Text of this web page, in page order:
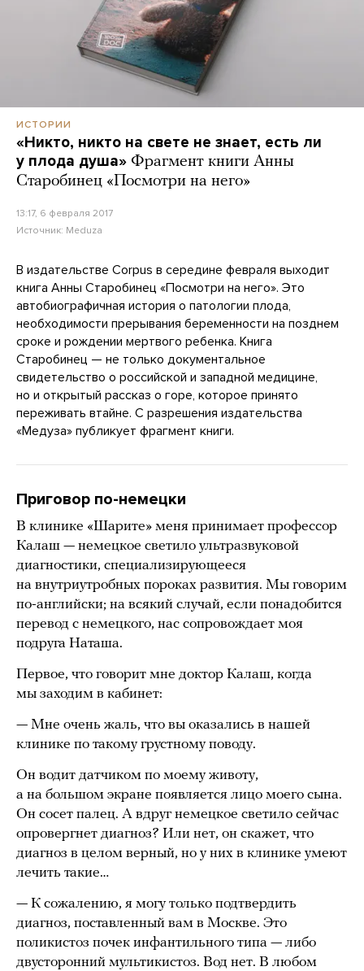
ИСТОРИИ
«Никто, никто на свете не знает, есть ли
у плода душа» Фрагмент книги Анны
Старобинец «Посмотри на него»
13:17, 6 февраля 2017
Источник: Meduza
В издательстве Corpus в середине февраля выходит
книга Анны Старобинец «Посмотри на него». Это
автобиографичная история о патологии плода,
необходимости прерывания беременности на позднем
сроке и рождении мертвого ребенка. Книга
Старобинец — не только документальное
свидетельство о российской и западной медицине,
но и открытый рассказ о горе, которое принято
переживать втайне. С разрешения издательства
«Медуза» публикует фрагмент книги.
Приговор по-немецки
В клинике «Шарите» меня принимает профессор
Калаш — немецкое светило ультразвуковой
диагностики, специализирующееся
на внутриутробных пороках развития. Мы говорим
по-английски; на всякий случай, если понадобится
перевод с немецкого, нас сопровождает моя
подруга Наташа.
Первое, что говорит мне доктор Калаш, когда
мы заходим в кабинет:
— Мне очень жаль, что вы оказались в нашей
клинике по такому грустному поводу.
Он водит датчиком по моему животу,
а на большом экране появляется лицо моего сына.
Он сосет палец. А вдруг немецкое светило сейчас
опровергнет диагноз? Или нет, он скажет, что
диагноз в целом верный, но у них в клинике умеют
лечить такие…
— К сожалению, я могу только подтвердить
диагноз, поставленный вам в Москве. Это
поликистоз почек инфантильного типа — либо
двусторонний мультикистоз. Вод нет. В любом